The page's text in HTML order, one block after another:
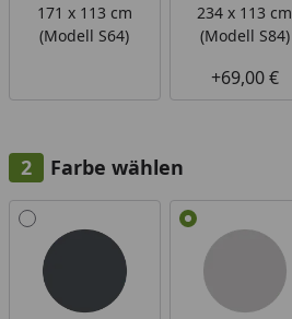
171 x 113 cm
(Modell S64)
234 x 113 cm
(Modell S84)
+69,00 €
Farbe wählen
Alle anzeigen (2)